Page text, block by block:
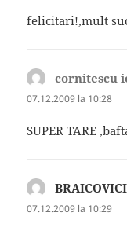
felicitari!,mult
cornitescu
07.12.2009 la 10:28
SUPER TARE
07.12.2009 la 10:29